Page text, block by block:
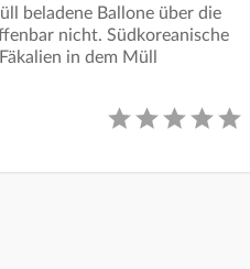
beladene Ballone über die
nicht. Südkoreanische
in dem Müll